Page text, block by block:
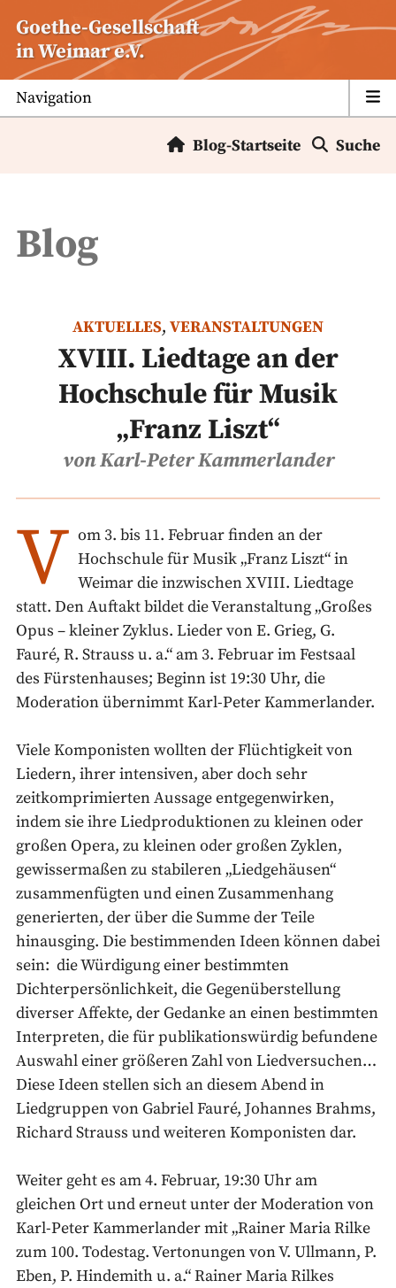
Inhalt
springen
Goethe-Gesellschaft
in Weimar e.V.
Navigation
Blog-Startseite Suche
Blog
AKTUELLES, VERANSTALTUNGEN
XVIII. Liedtage an der
Hochschule für Musik
„Franz Liszt“
von Karl-Peter Kammerlander
V om 3. bis 11. Februar finden an der
Hochschule für Musik „Franz Liszt“ in
Weimar die inzwischen XVIII. Liedtage
statt. Den Auftakt bildet die Veranstaltung „Großes
Opus – kleiner Zyklus. Lieder von E. Grieg, G.
Fauré, R. Strauss u. a.“ am 3. Februar im Festsaal
des Fürstenhauses; Beginn ist 19:30 Uhr, die
Moderation übernimmt Karl-Peter Kammerlander.
Viele Komponisten wollten der Flüchtigkeit von
Liedern, ihrer intensiven, aber doch sehr
zeitkomprimierten Aussage entgegenwirken,
indem sie ihre Liedproduktionen zu kleinen oder
großen Opera, zu kleinen oder großen Zyklen,
gewissermaßen zu stabileren „Liedgehäusen“
zusammenfügten und einen Zusammenhang
generierten, der über die Summe der Teile
hinausging. Die bestimmenden Ideen können dabei
sein: die Würdigung einer bestimmten
Dichterpersönlichkeit, die Gegenüberstellung
diverser Affekte, der Gedanke an einen bestimmten
Interpreten, die für publikationswürdig befundene
Auswahl einer größeren Zahl von Liedversuchen…
Diese Ideen stellen sich an diesem Abend in
Liedgruppen von Gabriel Fauré, Johannes Brahms,
Richard Strauss und weiteren Komponisten dar.
Weiter geht es am 4. Februar, 19:30 Uhr am
gleichen Ort und erneut unter der Moderation von
Karl-Peter Kammerlander mit „Rainer Maria Rilke
zum 100. Todestag. Vertonungen von V. Ullmann, P.
Eben, P. Hindemith u. a.“ Rainer Maria Rilkes